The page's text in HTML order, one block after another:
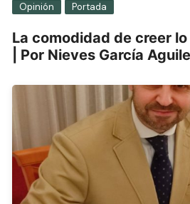
Opinión Portada
La comodidad de creer
| Por Nieves García